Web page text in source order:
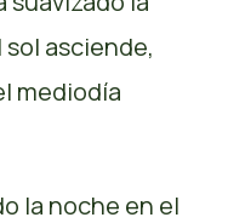
sol asciende,
mediodía
la noche en el